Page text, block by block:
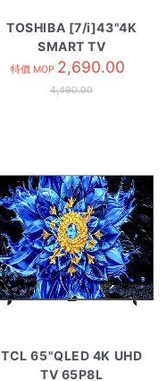
TOSHIBA [7/i]43"4K
SMART TV
43C350NK
特價 MOP 2,690.00
4,490.00
TCL 65"QLED 4K UHD
TV 65P8L